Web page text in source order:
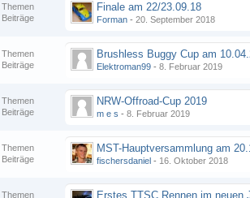
Themen
Beiträge
Finale am 22/23.09.18
Forman - 20. September 2018
Themen
Beiträge
Elektroman99 - 8. Februar 2019
Themen
Beiträge
NRW-Offroad-Cup 2019
m e s - 8. Februar 2019
Themen
Beiträge
MST-Hauptversammlung am
fischersdaniel - 16. Oktober 2018
Themen